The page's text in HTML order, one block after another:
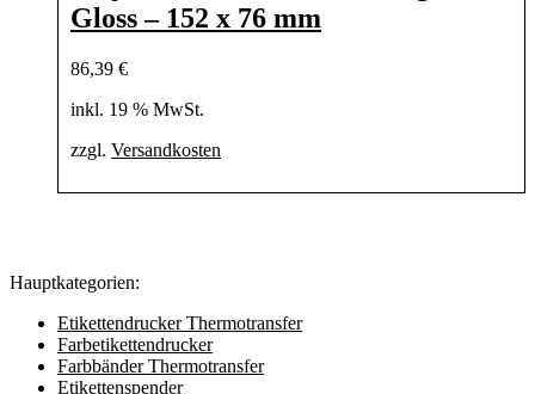
Gloss – 152 x 76 mm
86,39 €
inkl. 19 % MwSt.
zzgl. Versandkosten
Hauptkategorien:
Etikettendrucker Thermotransfer
Farbetikettendrucker
Farbbänder Thermotransfer
Etikettenspender